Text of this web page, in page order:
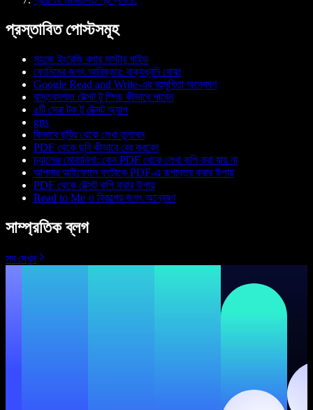
প্রস্তাবিত পোস্টসমূহ
সহজে ইংরেজি বলার মাস্টার গাইড
ফোনিমের জগৎ আবিষ্কার: বাক্যধ্বনি বোঝা
Google Read and Write-এর বহুমুখিতা অন্বেষণ
বাস্তবসম্মত টেক্সট টু স্পিচ কীভাবে পাবেন
৫টি সেরা টক টু টেক্সট অ্যাপ
gtts
কিভাবে ছবির থেকে লেখা তুলবেন
PDF থেকে ছবি কীভাবে বের করবেন
চ্যালেঞ্জ মোকাবিলা: কেন PDF থেকে লেখা কপি করা যায় না
আপনার আইফোনে ফটোকে PDF-এ রূপান্তর করার উপায়
PDF থেকে টেক্সট কপি করার উপায়
Read to Me ও বিকল্পের জগৎ অন্বেষণ
সাম্প্রতিক ব্লগ
সব দেখুন